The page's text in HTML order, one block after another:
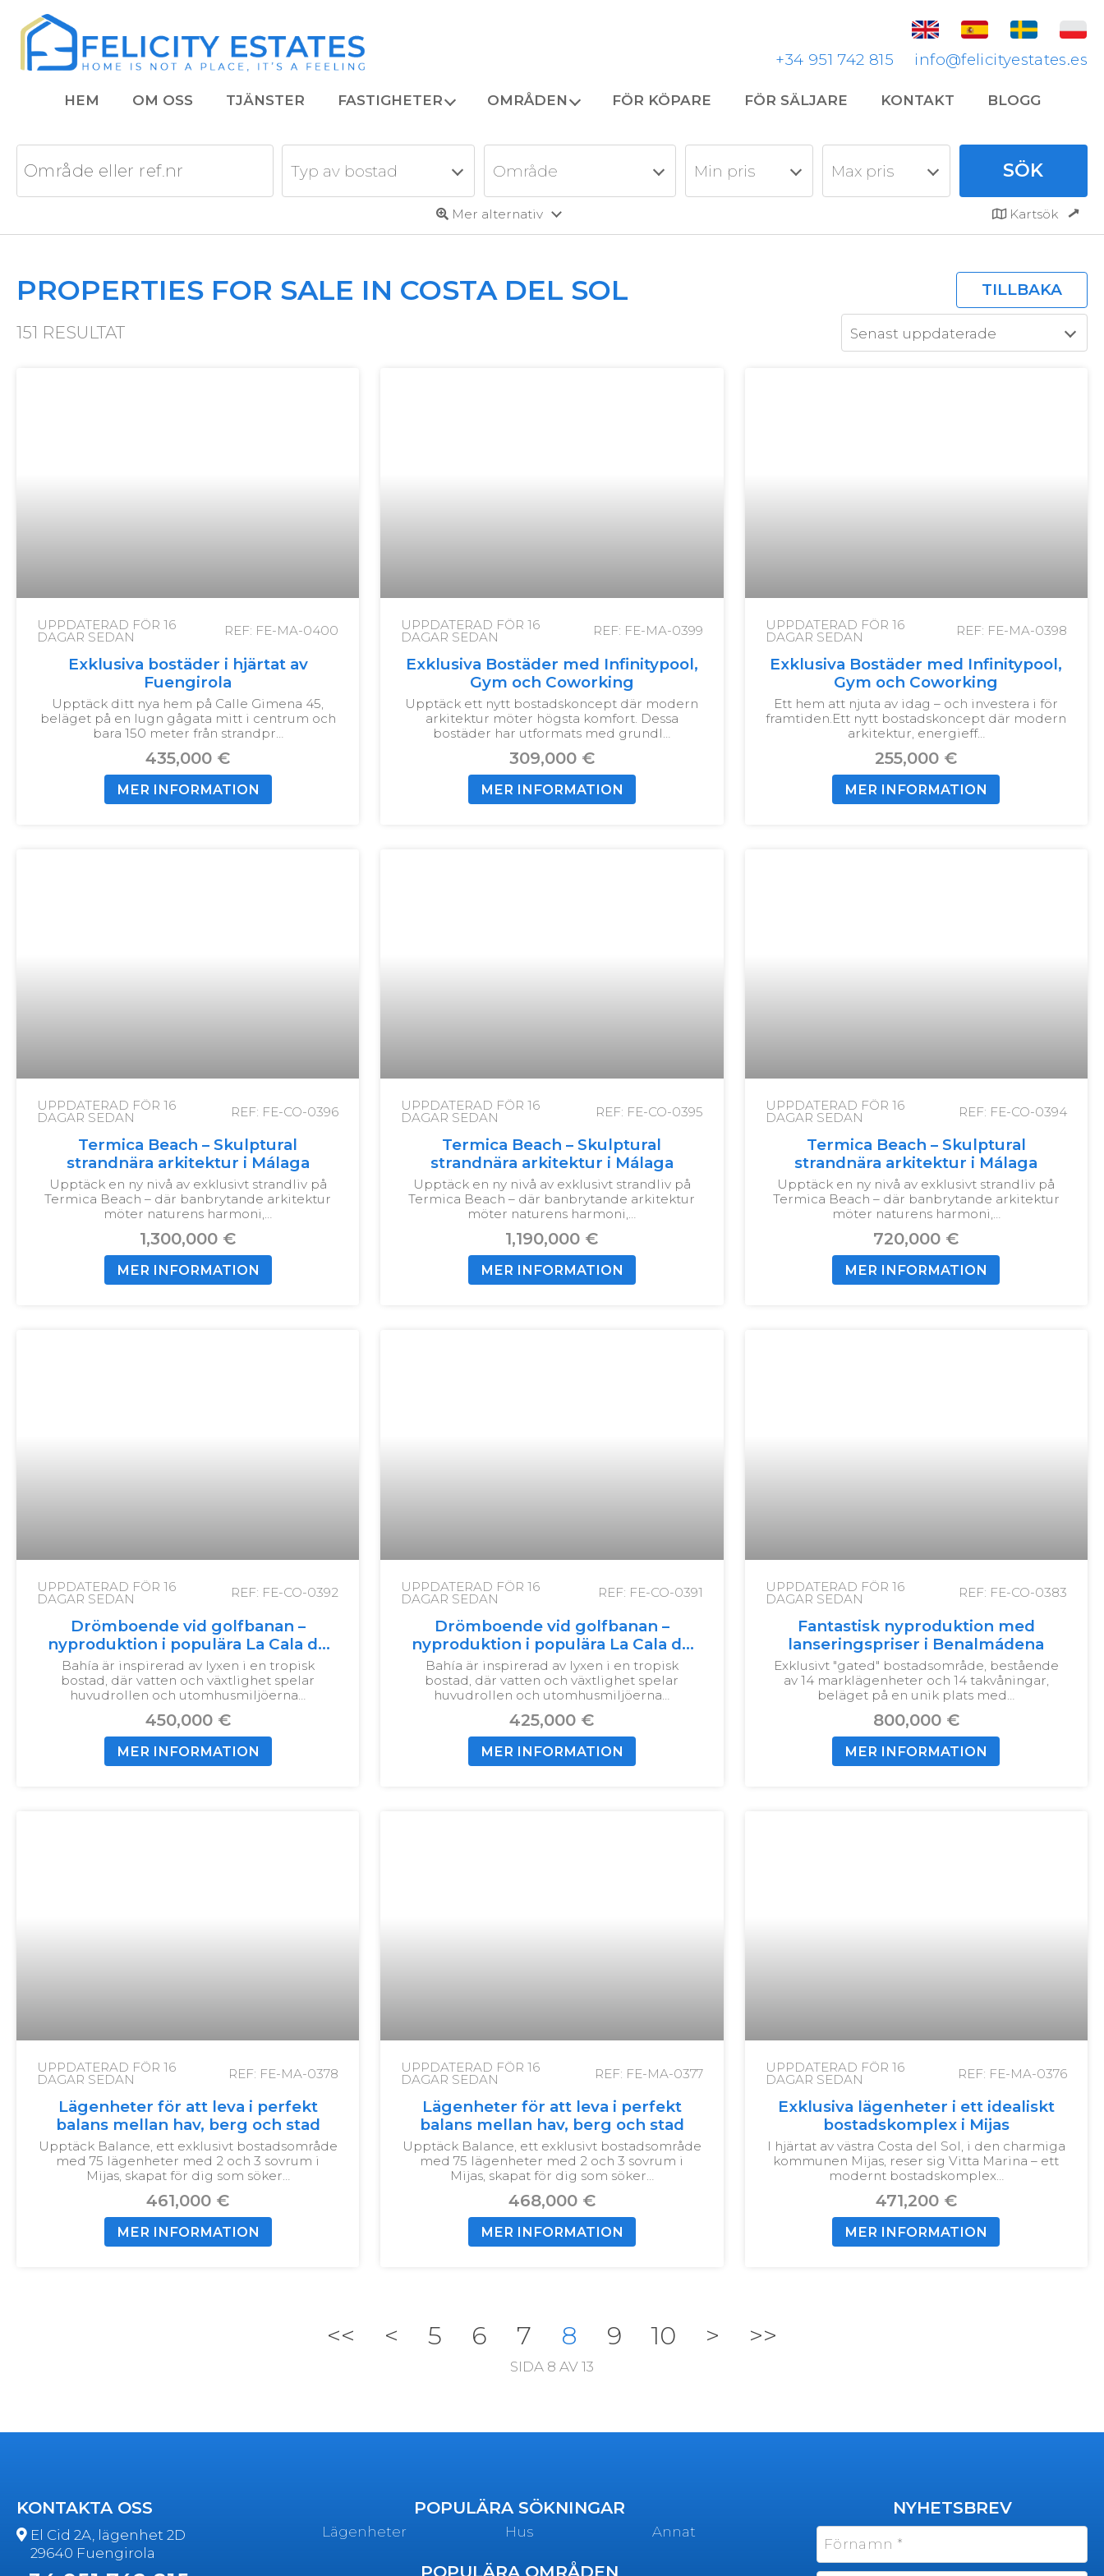
+34 951 742 815 info@felicityestates.es
HEM OM OSS TJÄNSTER FASTIGHETER OMRÅDEN FÖR KÖPARE FÖR SÄLJARE KONTAKT BLOGG
Typ av bostad Område Min pris Max pris
Mer alternativ Kartsök
PROPERTIES FOR SALE IN COSTA DEL SOL
151 RESULTAT
TILLBAKA
Senast uppdaterade
UPPDATERAD FÖR 16
DAGAR SEDAN REF: FE-MA-0400
Exklusiva bostäder i hjärtat av
Fuengirola
Upptäck ditt nya hem på Calle Gimena 45,
beläget på en lugn gågata mitt i centrum och
bara 150 meter från strandpr…
435,000 €
MER INFORMATION
UPPDATERAD FÖR16
DAGAR SEDAN REF: FE-MA-0399
Exklusiva Bostäder med Infinitypool,
Gym och Coworking
Upptäck ett nytt bostadskoncept där modern
arkitektur möter högsta komfort. Dessa
bostäder har utformats med grundl…
309,000 €
MER INFORMATION
UPPDATERAD FÖR 16
DAGAR SEDAN REF: FE-MA-0398
Exklusiva Bostäder med Infinitypool,
Gym och Coworking
Ett hem att njuta av idag – och investera i för
framtiden. Ett nytt bostadskoncept där modern
arkitektur, energieff…
255,000 €
MER INFORMATION
UPPDATERAD FÖR 16
DAGAR SEDAN REF: FE-CO-0396
Termica Beach – Skulptural
strandnära arkitektur i Málaga
Upptäck en ny nivå av exklusivt strandliv på
Termica Beach – där banbrytande arkitektur
möter naturens harmoni,…
1,300,000 €
MER INFORMATION
UPPDATERAD FÖR16
DAGAR SEDAN REF: FE-CO-0395
Termica Beach – Skulptural
strandnära arkitektur i Málaga
Upptäck en ny nivå av exklusivt strandliv på
Termica Beach – där banbrytande arkitektur
möter naturens harmoni,…
1,190,000 €
MER INFORMATION
UPPDATERAD FÖR 16
DAGAR SEDAN REF: FE-CO-0394
Termica Beach – Skulptural
strandnära arkitektur i Málaga
Upptäck en ny nivå av exklusivt strandliv på
Termica Beach – där banbrytande arkitektur
möter naturens harmoni,…
720,000 €
MER INFORMATION
UPPDATERAD FÖR 16
DAGAR SEDAN REF: FE-CO-0392
Drömboende vid golfbanan –
nyproduktion i populära La Cala de
Mijas
Bahía är inspirerad av lyxen i en tropisk
bostad, där vatten och växtlighet spelar
huvudrollen och utomhusmiljöerna…
450,000 €
MER INFORMATION
UPPDATERAD FÖR16
DAGAR SEDAN REF: FE-CO-0391
Drömboende vid golfbanan –
nyproduktion i populära La Cala de
Mijas
Bahía är inspirerad av lyxen i en tropisk
bostad, där vatten och växtlighet spelar
huvudrollen och utomhusmiljöerna…
425,000 €
MER INFORMATION
UPPDATERAD FÖR 16
DAGAR SEDAN REF: FE-CO-0383
Fantastisk nyproduktion med
lanseringspriser i Benalmádena
Exklusivt "gated" bostadsområde, bestående
av 14 marklägenheter och 14 takvåningar,
beläget på en unik plats med…
800,000 €
MER INFORMATION
UPPDATERAD FÖR 16
DAGAR SEDAN REF: FE-MA-0378
Lägenheter för att leva i perfekt
balans mellan hav, berg och stad
Upptäck Balance, ett exklusivt bostadsområde
med 75 lägenheter med 2 och 3 sovrum i
Mijas, skapat för dig som söker…
461,000 €
MER INFORMATION
UPPDATERAD FÖR16
DAGAR SEDAN REF: FE-MA-0377
Lägenheter för att leva i perfekt
balans mellan hav, berg och stad
Upptäck Balance, ett exklusivt bostadsområde
med 75 lägenheter med 2 och 3 sovrum i
Mijas, skapat för dig som söker…
468,000 €
MER INFORMATION
UPPDATERAD FÖR 16
DAGAR SEDAN REF: FE-MA-0376
Exklusiva lägenheter i ett idealiskt
bostadskomplex i Mijas
I hjärtat av västra Costa del Sol, i den charmiga
kommunen Mijas, reser sig Vitta Marina – ett
modernt bostadskomplex…
471,200 €
MER INFORMATION
<< < 5 6 7 8 9 10 > >>
SIDA 8 AV 13
KONTAKTA OSS
El Cid 2A, lägenhet 2D
29640 Fuengirola
POPULÄRA SÖKNINGAR
Lägenheter Hus Annat
POPULÄRA OMRÅDEN
NYHETSBREV